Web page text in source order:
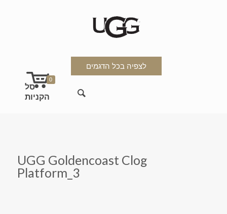
לצפיה בכל הדגמים
0
UGG Goldencoast Clog
Platform_3